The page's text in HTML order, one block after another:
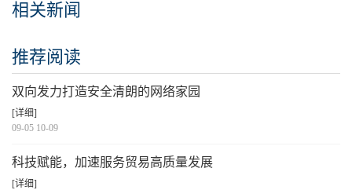
相关新闻
推荐阅读
双向发力打造安全清朗的网络家园
[详细]
09-05 10-09
科技赋能，加速服务贸易高质量发展
[详细]